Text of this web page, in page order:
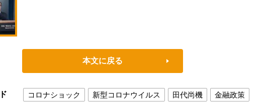
本文に戻る
コロナショック 新型コロナウイルス 田代尚機 金融政策